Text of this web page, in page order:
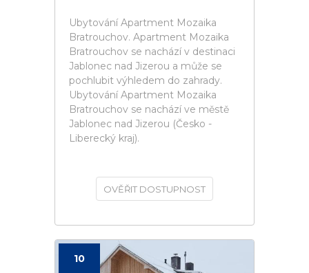
Ubytování Apartment Mozaika
Bratrouchov. Apartment Mozaika
Bratrouchov se nachází v destinaci
Jablonec nad Jizerou a může se
pochlubit výhledem do zahrady.
Ubytování Apartment Mozaika
Bratrouchov se nachází ve městě
Jablonec nad Jizerou (Česko -
Liberecký kraj).
OVĚŘIT DOSTUPNOST
10